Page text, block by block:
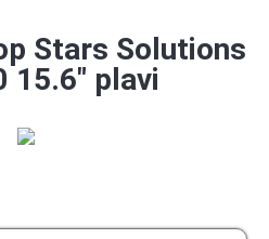
Stars Solutions
15.6″ plavi